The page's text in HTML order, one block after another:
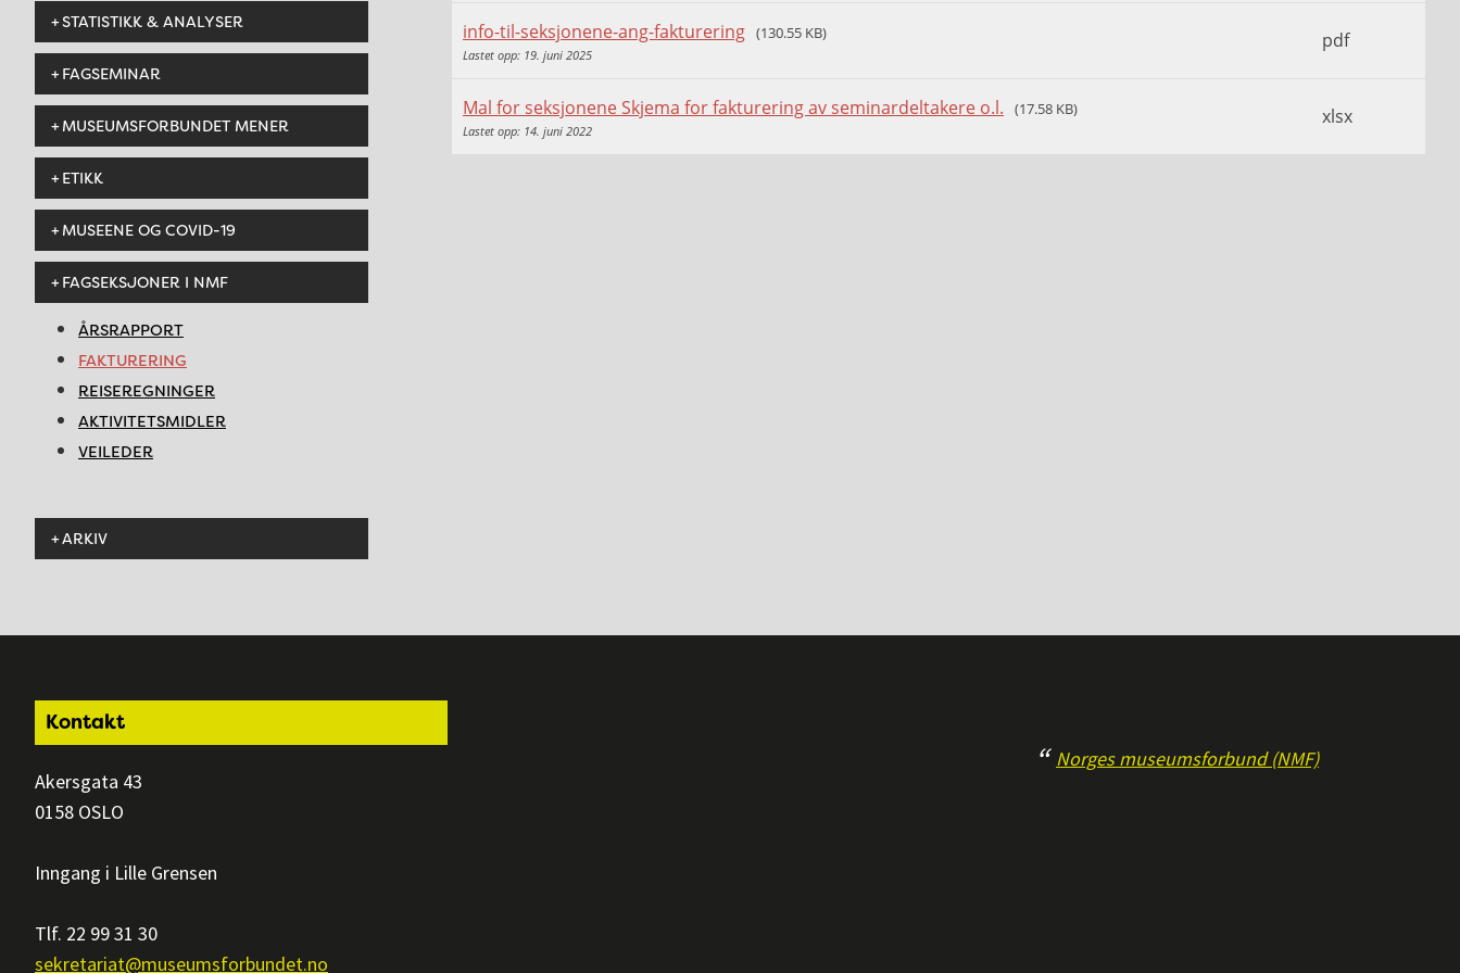
STATISTIKK & ANALYSER
FAGSEMINAR
MUSEUMSFORBUNDET MENER
ETIKK
MUSEENE OG COVID-19
FAGSEKSJONER I NMF
ÅRSRAPPORT
FAKTURERING
REISEREGNINGER
AKTIVITETSMIDLER
VEILEDER
ARKIV
info-til-seksjonene-ang-fakturering (130.55 KB)
Lastet opp: 19. juni 2025
pdf
Mal for seksjonene Skjema for fakturering av seminardeltakere o.l. (17.58 KB)
Lastet opp: 14. juni 2022
xlsx
Footer
Kontakt
Akersgata 43
0158 OSLO
Inngang i Lille Grensen
Tlf. 22 99 31 30
sekretariat@museumsforbundet.no
Norges museumsforbund (NMF)